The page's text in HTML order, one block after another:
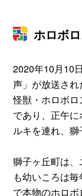
ホロボ
2020年10月10
声」が放送さ
怪獣・ホロボ
であり、正午
ルキを連れ、獅
獅子ヶ丘町は
も幼いころは
で本物のホロ